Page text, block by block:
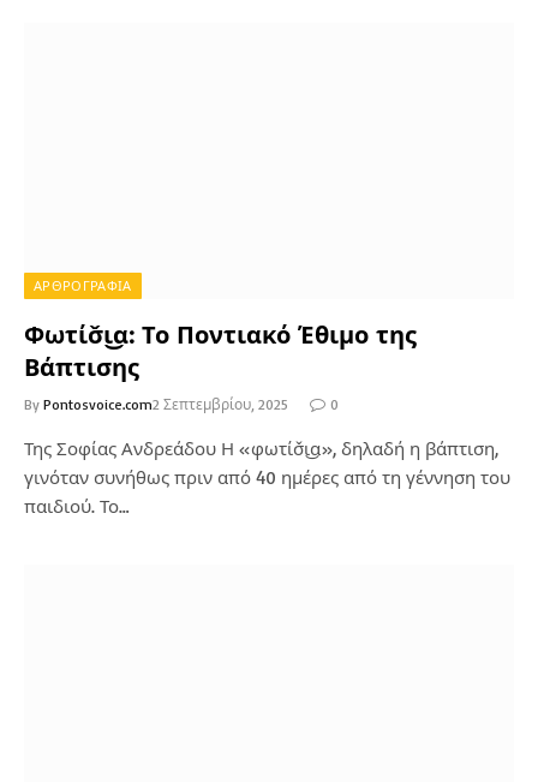
ΑΡΘΡΟΓΡΑΦΙΑ
Φωτίσ̌ι͜α: Το Ποντιακό Έθιμο της
Βάπτισης
By Pontosvoice.com2 Σεπτεμβρίου, 2025 0
Της Σοφίας Ανδρεάδου Η «φωτίσ̌ι͜α», δηλαδή η βάπτιση,
γινόταν συνήθως πριν από 40 ημέρες από τη γέννηση του
παιδιού. Το…